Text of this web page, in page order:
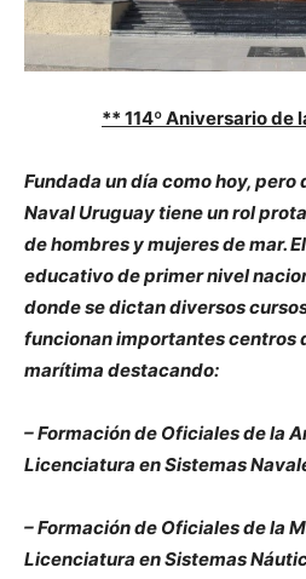
** 114º Aniversario de
Fundada un día como hoy, pero
Naval Uruguay tiene un rol
de hombres y mujeres de mar.
educativo de primer nivel
donde se dictan diversos
funcionan importantes centros
marítima destacando:
– Formación de Oficiales de la
Licenciatura en Sistemas
– Formación de Oficiales de la
Licenciatura en Sistemas